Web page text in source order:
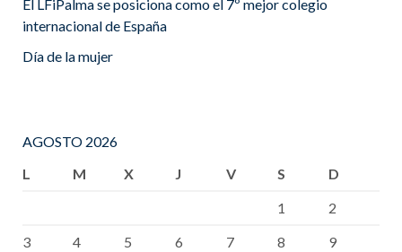
El LFiPalma se posiciona como el 7º mejor colegio
internacional de España
Día de la mujer
AGOSTO 2026
L
M X J V S
D
1
2
3
4 5 6 7 8
9